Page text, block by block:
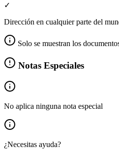
✓
Dirección en cualquier parte del
Solo se muestran los
Notas Especiales
No aplica ninguna nota especial
¿Necesitas ayuda?